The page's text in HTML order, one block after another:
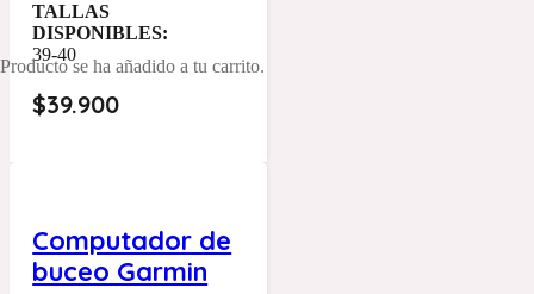
Productose ha añadido a tu carrito.
TALLAS
DISPONIBLES:
39-40
$39.900
Computador de
buceo Garmin